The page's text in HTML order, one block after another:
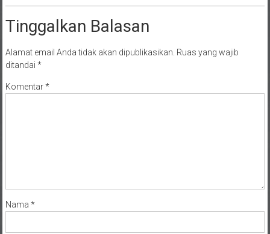
Tinggalkan Balasan
Alamat email Anda tidak akan dipublikasikan. Ruas yang wajib
ditandai *
Komentar*
Nama *